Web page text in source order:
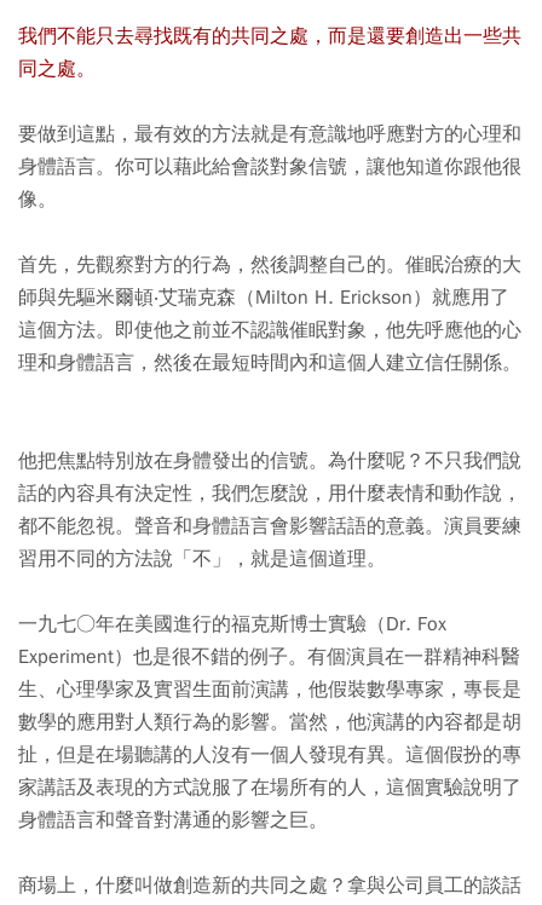
我們不能只去尋找既有的共同之處，而是還要創造出一些共
同之處。
要做到這點，最有效的方法就是有意識地呼應對方的心理和
身體語言。你可以藉此給會談對象信號，讓他知道你跟他很
像。
首先，先觀察對方的行為，然後調整自己的。催眠治療的大
師與先驅米爾頓‧艾瑞克森（Milton H. Erickson）就應用了
這個方法。即使他之前並不認識催眠對象，他先呼應他的心
理和身體語言，然後在最短時間內和這個人建立信任關係。
他把焦點特別放在身體發出的信號。為什麼呢？不只我們說
話的內容具有決定性，我們怎麼說，用什麼表情和動作說，
都不能忽視。聲音和身體語言會影響話語的意義。演員要練
習用不同的方法說「不」，就是這個道理。
一九七○年在美國進行的福克斯博士實驗（Dr. Fox
Experiment）也是很不錯的例子。有個演員在一群精神科醫
生、心理學家及實習生面前演講，他假裝數學專家，專長是
數學的應用對人類行為的影響。當然，他演講的內容都是胡
扯，但是在場聽講的人沒有一個人發現有異。這個假扮的專
家講話及表現的方式說服了在場所有的人，這個實驗說明了
身體語言和聲音對溝通的影響之巨。
商場上，什麼叫做創造新的共同之處？拿與公司員工的談話